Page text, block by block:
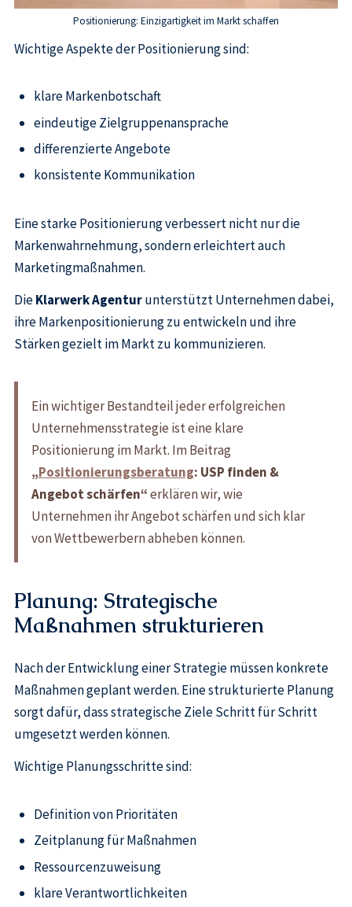
Positionierung: Einzigartigkeit im Markt schaffen
Wichtige Aspekte der Positionierung sind:
klare Markenbotschaft
eindeutige Zielgruppenansprache
differenzierte Angebote
konsistente Kommunikation
Eine starke Positionierung verbessert nicht nur die
Markenwahrnehmung, sondern erleichtert auch
Marketingmaßnahmen.
DieKlarwerk Agenturunterstützt Unternehmen dabei,
ihre Markenpositionierung zu entwickeln und ihre
Stärken gezielt im Markt zu kommunizieren.
Ein wichtiger Bestandteil jeder erfolgreichen
Unternehmensstrategie ist eine klare
Positionierung im Markt. Im Beitrag
„Positionierungsberatung: USP finden &
Angebot schärfen“erklären wir, wie
Unternehmen ihr Angebot schärfen und sich klar
von Wettbewerbern abheben können.
Planung: Strategische
Maßnahmen strukturieren
Nach der Entwicklung einer Strategie müssen konkrete
Maßnahmen geplant werden. Eine strukturierte Planung
sorgt dafür, dass strategische Ziele Schritt für Schritt
umgesetzt werden können.
Wichtige Planungsschritte sind:
Definition von Prioritäten
Zeitplanung für Maßnahmen
Ressourcenzuweisung
klare Verantwortlichkeiten